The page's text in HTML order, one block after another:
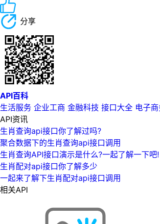
分享
API百科
生活服务 企业工商 金融科技 接口大全 电子
API资讯
生肖查询api接口你了解过吗?
聚合数据下的生肖查询api接口调用
生肖查询API接口演示是什么?一起了解一下吧!
生肖配对api接口你了解多少
一起来了解下生肖配对api接口调用
相关API